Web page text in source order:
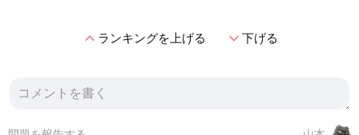
expand_lessランキングを上げる expand_more下げる